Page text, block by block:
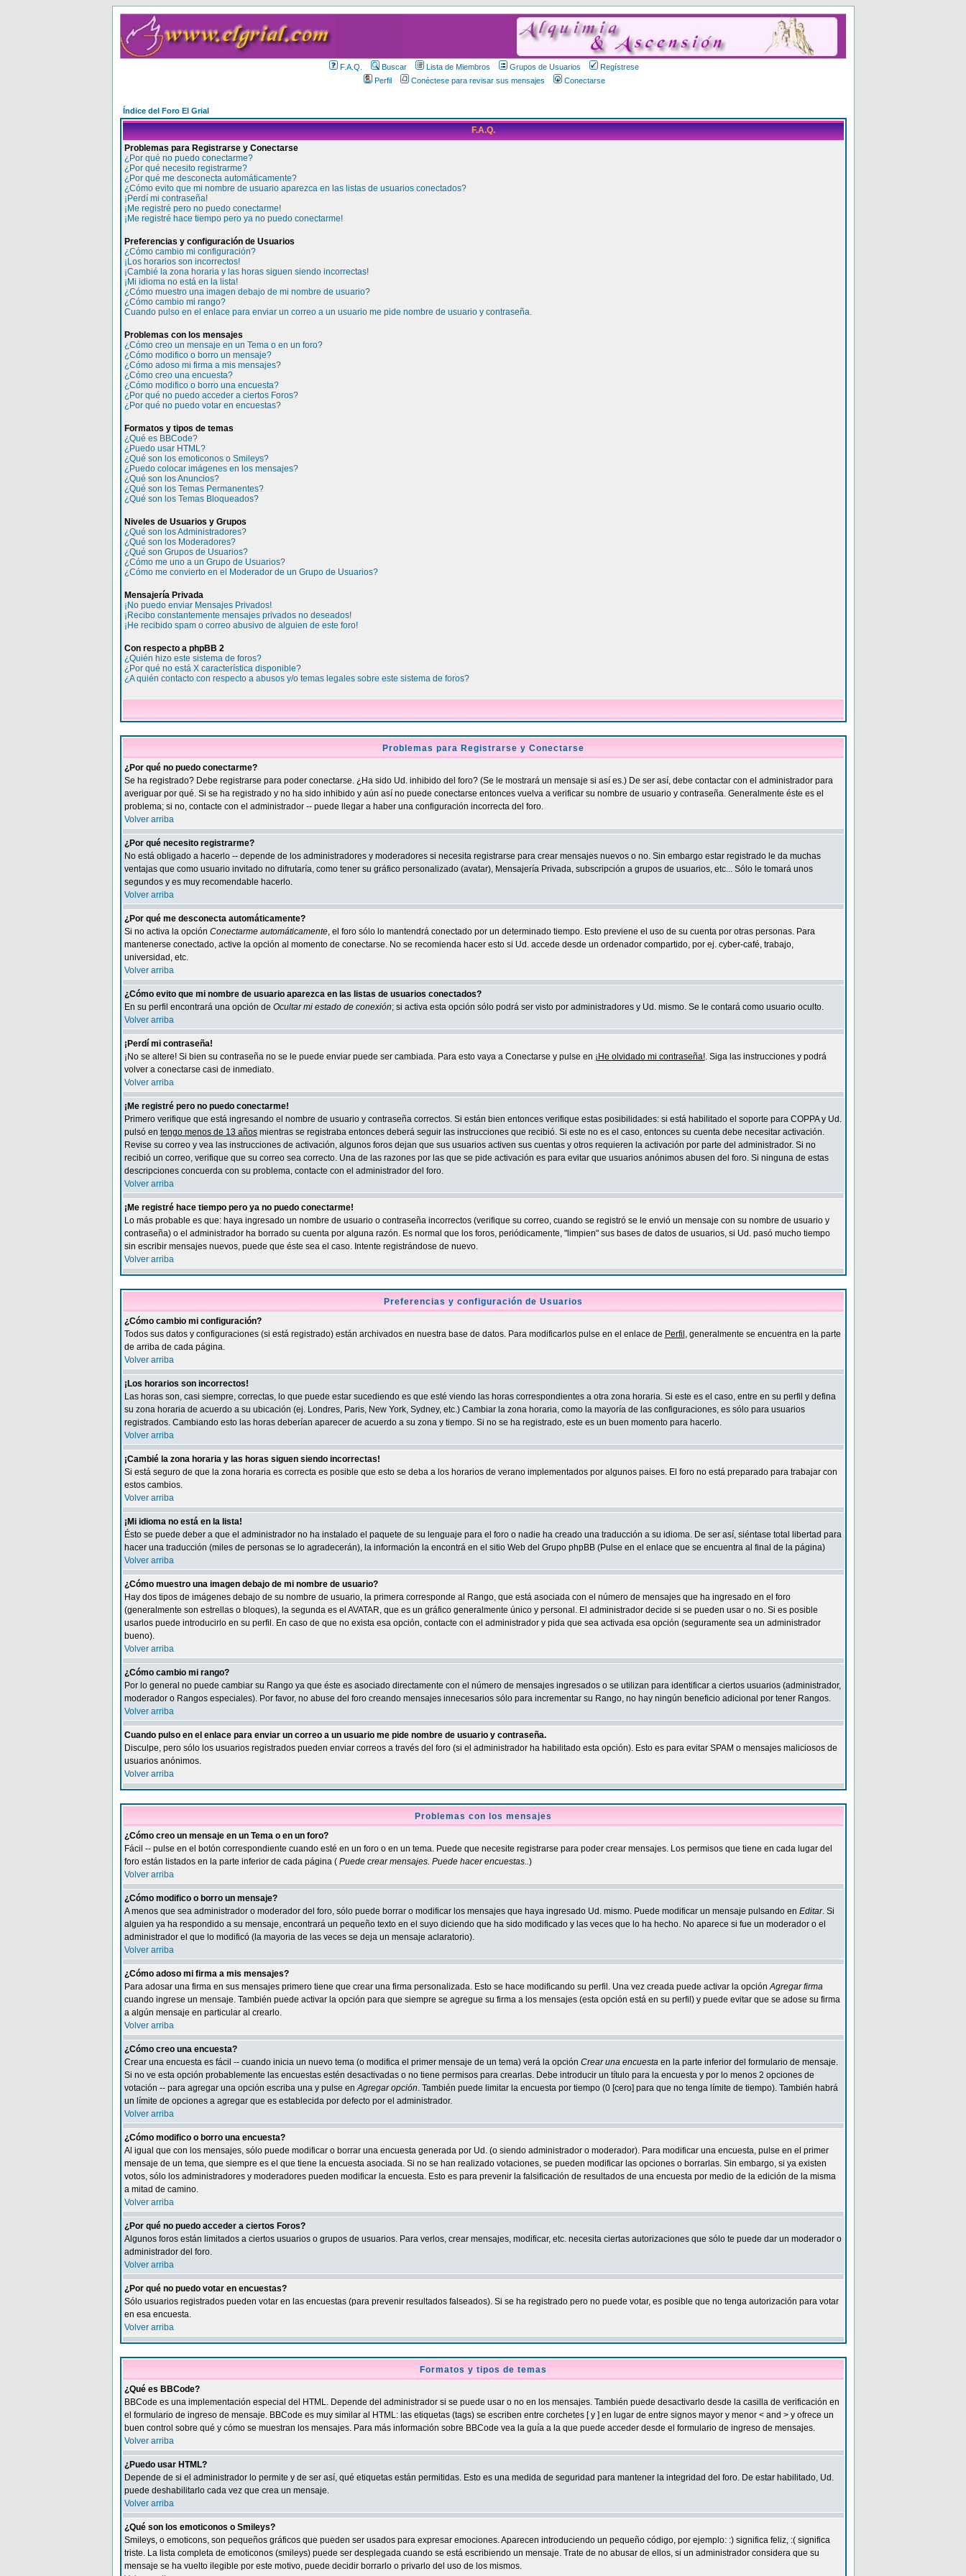
F.A.Q. Buscar Lista de Miembros Grupos de Usuarios
Regístrese
Perfil
Conéctese para revisar sus mensajes Conectarse
Índice del Foro El Grial
F.A.Q.
Problemas para Registrarse y Conectarse
¿Por qué no puedo conectarme?
¿Por qué necesito registrarme?
¿Por qué me desconecta automáticamente?
¿Cómo evito que mi nombre de usuario aparezca en las listas de usuarios conectados?
¡Perdí mi contraseña!
¡Me registré pero no puedo conectarme!
¡Me registré hace tiempo pero ya no puedo conectarme!
Preferencias y configuración de Usuarios
¿Cómo cambio mi configuración?
¡Los horarios son incorrectos!
¡Cambié la zona horaria y las horas siguen siendo incorrectas!
¡Mi idioma no está en la lista!
¿Cómo muestro una imagen debajo de mi nombre de usuario?
¿Cómo cambio mi rango?
Cuando pulso en el enlace para enviar un correo a un usuario me pide nombre de usuario y contraseña.
Problemas con los mensajes
¿Cómo creo un mensaje en un Tema o en un foro?
¿Cómo modifico o borro un mensaje?
¿Cómo adoso mi firma a mis mensajes?
¿Cómo creo una encuesta?
¿Cómo modifico o borro una encuesta?
¿Por qué no puedo acceder a ciertos Foros?
¿Por qué no puedo votar en encuestas?
Formatos y tipos de temas
¿Qué es BBCode?
¿Puedo usar HTML?
¿Qué son los emoticonos o Smileys?
¿Puedo colocar imágenes en los mensajes?
¿Qué son los Anuncios?
¿Qué son los Temas Permanentes?
¿Qué son los Temas Bloqueados?
Niveles de Usuarios y Grupos
¿Qué son los Administradores?
¿Qué son los Moderadores?
¿Qué son Grupos de Usuarios?
¿Cómo me uno a un Grupo de Usuarios?
¿Cómo me convierto en el Moderador de un Grupo de Usuarios?
Mensajería Privada
¡No puedo enviar Mensajes Privados!
¡Recibo constantemente mensajes privados no deseados!
¡He recibido spam o correo abusivo de alguien de este foro!
Con respecto a phpBB 2
¿Quién hizo este sistema de foros?
¿Por qué no está X característica disponible?
¿A quién contacto con respecto a abusos y/o temas legales sobre este sistema de foros?
Problemas para Registrarse y Conectarse
¿Por qué no puedo conectarme?
Se ha registrado? Debe registrarse para poder conectarse. ¿Ha sido Ud. inhibido del foro? (Se le mostrará un mensaje si así es.) De ser así, debe contactar con el administrador para
averiguar por qué. Si se ha registrado y no ha sido inhibido y aún así no puede conectarse entonces vuelva a verificar su nombre de usuario y contraseña. Generalmente éste es el
problema; si no, contacte con el administrador -- puede llegar a haber una configuración incorrecta del foro.
Volver arriba
¿Por qué necesito registrarme?
No está obligado a hacerlo -- depende de los administradores y moderadores si necesita registrarse para crear mensajes nuevos o no. Sin embargo estar registrado le da muchas
ventajas que como usuario invitado no difrutaría, como tener su gráfico personalizado (avatar), Mensajería Privada, subscripción a grupos de usuarios, etc... Sólo le tomará unos
segundos y es muy recomendable hacerlo.
Volver arriba
¿Por qué me desconecta automáticamente?
Si no activa la opción Conectarme automáticamente, el foro sólo lo mantendrá conectado por un determinado tiempo. Esto previene el uso de su cuenta por otras personas. Para
mantenerse conectado, active la opción al momento de conectarse. No se recomienda hacer esto si Ud. accede desde un ordenador compartido, por ej. cyber-café, trabajo,
universidad, etc.
Volver arriba
¿Cómo evito que mi nombre de usuario aparezca en las listas de usuarios conectados?
En su perfil encontrará una opción de Ocultar mi estado de conexión; si activa esta opción sólo podrá ser visto por administradores y Ud. mismo. Se le contará como usuario oculto.
Volver arriba
¡Perdí mi contraseña!
¡No se altere! Si bien su contraseña no se le puede enviar puede ser cambiada. Para esto vaya a Conectarse y pulse en ¡He olvidado mi contraseña!. Siga las instrucciones y podrá
volver a conectarse casi de inmediato.
Volver arriba
¡Me registré pero no puedo conectarme!
Primero verifique que está ingresando el nombre de usuario y contraseña correctos. Si están bien entonces verifique estas posibilidades: si está habilitado el soporte para COPPA y Ud.
pulsó en tengo menos de 13 añosmientras se registraba entonces deberá seguir las instrucciones que recibió. Si este no es el caso, entonces su cuenta debe necesitar activación.
Revise su correo y vea las instrucciones de activación, algunos foros dejan que sus usuarios activen sus cuentas y otros requieren la activación por parte del administrador. Si no
recibió un correo, verifique que su correo sea correcto. Una de las razones por las que se pide activación es para evitar que usuarios anónimos abusen del foro. Si ninguna de estas
descripciones concuerda con su problema, contacte con el administrador del foro.
Volver arriba
¡Me registré hace tiempo pero ya no puedo conectarme!
Lo más probable es que: haya ingresado un nombre de usuario o contraseña incorrectos (verifique su correo, cuando se registró se le envió un mensaje con su nombre de usuario y
contraseña) o el administrador ha borrado su cuenta por alguna razón. Es normal que los foros, periódicamente, "limpien" sus bases de datos de usuarios, si Ud. pasó mucho tiempo
sin escribir mensajes nuevos, puede que éste sea el caso. Intente registrándose de nuevo.
Volver arriba
Preferencias y configuración de Usuarios
¿Cómo cambio mi configuración?
Todos sus datos y configuraciones (si está registrado) están archivados en nuestra base de datos. Para modificarlos pulse en el enlace de Perfil , generalmente se encuentra en la parte
de arriba de cada página.
Volver arriba
¡Los horarios son incorrectos!
Las horas son, casi siempre, correctas, lo que puede estar sucediendo es que esté viendo las horas correspondientes a otra zona horaria. Si este es el caso, entre en su perfil y defina
su zona horaria de acuerdo a su ubicación (ej. Londres, Paris, New York, Sydney, etc.) Cambiar la zona horaria, como la mayoría de las configuraciones, es sólo para usuarios
registrados. Cambiando esto las horas deberían aparecer de acuerdo a su zona y tiempo. Si no se ha registrado, este es un buen momento para hacerlo.
Volver arriba
¡Cambié la zona horaria y las horas siguen siendo incorrectas!
Si está seguro de que la zona horaria es correcta es posible que esto se deba a los horarios de verano implementados por algunos paises. El foro no está preparado para trabajar con
estos cambios.
Volver arriba
¡Mi idioma no está en la lista!
Ésto se puede deber a que el administrador no ha instalado el paquete de su lenguaje para el foro o nadie ha creado una traducción a su idioma. De ser así, siéntase total libertad para
hacer una traducción (miles de personas se lo agradecerán), la información la encontrá en el sitio Web del Grupo phpBB (Pulse en el enlace que se encuentra al final de la página)
Volver arriba
¿Cómo muestro una imagen debajo de mi nombre de usuario?
Hay dos tipos de imágenes debajo de su nombre de usuario, la primera corresponde al Rango, que está asociada con el número de mensajes que ha ingresado en el foro
(generalmente son estrellas o bloques), la segunda es el AVATAR, que es un gráfico generalmente único y personal. El administrador decide si se pueden usar o no. Si es posible
usarlos puede introducirlo en su perfil. En caso de que no exista esa opción, contacte con el administrador y pida que sea activada esa opción (seguramente sea un administrador
bueno).
Volver arriba
¿Cómo cambio mi rango?
Por lo general no puede cambiar su Rango ya que éste es asociado directamente con el número de mensajes ingresados o se utilizan para identificar a ciertos usuarios (administrador,
moderador o Rangos especiales). Por favor, no abuse del foro creando mensajes innecesarios sólo para incrementar su Rango, no hay ningún beneficio adicional por tener Rangos.
Volver arriba
Cuando pulso en el enlace para enviar un correo a un usuario me pide nombre de usuario y contraseña.
Disculpe, pero sólo los usuarios registrados pueden enviar correos a través del foro (si el administrador ha habilitado esta opción). Esto es para evitar SPAM o mensajes maliciosos de
usuarios anónimos.
Volver arriba
Problemas con los mensajes
¿Cómo creo un mensaje en un Tema o en un foro?
Fácil -- pulse en el botón correspondiente cuando esté en un foro o en un tema. Puede que necesite registrarse para poder crear mensajes. Los permisos que tiene en cada lugar del
foro están listados en la parte inferior de cada página (Puede crear mensajes. Puede hacer encuestas..)
Volver arriba
¿Cómo modifico o borro un mensaje?
A menos que sea administrador o moderador del foro, sólo puede borrar o modificar los mensajes que haya ingresado Ud. mismo. Puede modificar un mensaje pulsando en Editar. Si
alguien ya ha respondido a su mensaje, encontrará un pequeño texto en el suyo diciendo que ha sido modificado y las veces que lo ha hecho. No aparece si fue un moderador o el
administrador el que lo modificó (la mayoria de las veces se deja un mensaje aclaratorio).
Volver arriba
¿Cómo adoso mi firma a mis mensajes?
Para adosar una firma en sus mensajes primero tiene que crear una firma personalizada. Esto se hace modificando su perfil. Una vez creada puede activar la opciónAgregar firma
cuando ingrese un mensaje. También puede activar la opción para que siempre se agregue su firma a los mensajes (esta opción está en su perfil) y puede evitar que se adose su firma
a algún mensaje en particular al crearlo.
Volver arriba
¿Cómo creo una encuesta?
Crear una encuesta es fácil -- cuando inicia un nuevo tema (o modifica el primer mensaje de un tema) verá la opción Crear una encuestaen la parte inferior del formulario de mensaje.
Si no ve esta opción probablemente las encuestas estén desactivadas o no tiene permisos para crearlas. Debe introducir un título para la encuesta y por lo menos 2 opciones de
votación -- para agregar una opción escriba una y pulse enAgregar opción. También puede limitar la encuesta por tiempo (0 [cero] para que no tenga límite de tiempo). También habrá
un límite de opciones a agregar que es establecida por defecto por el administrador.
Volver arriba
¿Cómo modifico o borro una encuesta?
Al igual que con los mensajes, sólo puede modificar o borrar una encuesta generada por Ud. (o siendo administrador o moderador). Para modificar una encuesta, pulse en el primer
mensaje de un tema, que siempre es el que tiene la encuesta asociada. Si no se han realizado votaciones, se pueden modificar las opciones o borrarlas. Sin embargo, si ya existen
votos, sólo los administradores y moderadores pueden modificar la encuesta. Esto es para prevenir la falsificación de resultados de una encuesta por medio de la edición de la misma
a mitad de camino.
Volver arriba
¿Por qué no puedo acceder a ciertos Foros?
Algunos foros están limitados a ciertos usuarios o grupos de usuarios. Para verlos, crear mensajes, modificar, etc. necesita ciertas autorizaciones que sólo te puede dar un moderador o
administrador del foro.
Volver arriba
¿Por qué no puedo votar en encuestas?
Sólo usuarios registrados pueden votar en las encuestas (para prevenir resultados falseados). Si se ha registrado pero no puede votar, es posible que no tenga autorización para votar
en esa encuesta.
Volver arriba
Formatos y tipos de temas
¿Qué es BBCode?
BBCode es una implementación especial del HTML. Depende del administrador si se puede usar o no en los mensajes. También puede desactivarlo desde la casilla de verificación en
el formulario de ingreso de mensaje. BBCode es muy similar al HTML: las etiquetas (tags) se escriben entre corchetes [ y ] en lugar de entre signos mayor y menor < and > y ofrece un
buen control sobre qué y cómo se muestran los mensajes. Para más información sobre BBCode vea la guía a la que puede acceder desde el formulario de ingreso de mensajes.
Volver arriba
¿Puedo usar HTML?
Depende de si el administrador lo permite y de ser así, qué etiquetas están permitidas. Esto es una medida de seguridad para mantener la integridad del foro. De estar habilitado, Ud.
puede deshabilitarlo cada vez que crea un mensaje.
Volver arriba
¿Qué son los emoticonos o Smileys?
Smileys, o emoticons, son pequeños gráficos que pueden ser usados para expresar emociones. Aparecen introduciendo un pequeño código, por ejemplo: :) significa feliz, :( significa
triste. La lista completa de emoticonos (smileys) puede ser desplegada cuando se está escribiendo un mensaje. Trate de no abusar de ellos, si un administrador considera que su
mensaje se ha vuelto ilegible por este motivo, puede decidir borrarlo o privarlo del uso de los mismos.